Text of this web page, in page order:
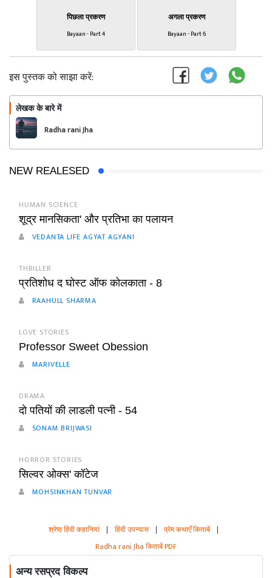
पिछला प्रकरण
Bayaan - Part 4
अगला प्रकरण
Bayaan - Part 6
इस पुस्तक को साझा करें:
लेखक के बारे में
Radha rani Jha
NEW REALESED
HUMAN SCIENCE
शूद्र मानसिकता' और प्रतिभा का पलायन
VEDANTA LIFE AGYAT AGYANI
THRILLER
प्रतिशोध द घोस्ट ऑफ कोलकाता - 8
RAAHULL SHARMA
LOVE STORIES
Professor Sweet Obession
MARIVELLE
DRAMA
दो पतियों की लाडली पत्नी - 54
SONAM BRIJWASI
HORROR STORIES
सिल्वर ओक्स' कॉटेज
MOHSINKHAN TUNVAR
श्रेष्ठ हिंदी कहानियां | हिंदी उपन्यास | प्रेम कथाएँ किताबें |
Radha rani Jha किताबें PDF
अन्य रसप्रद विकल्प